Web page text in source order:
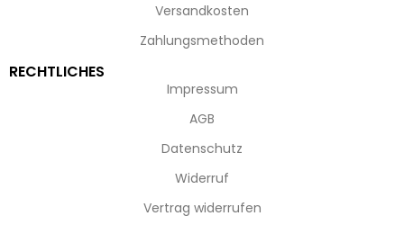
Versandkosten
Zahlungsmethoden
RECHTLICHES
Impressum
AGB
Datenschutz
Widerruf
Vertrag widerrufen